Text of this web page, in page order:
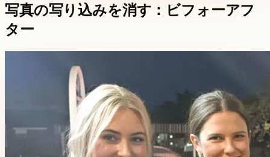
写真の写り込みを消す：ビフォーアフ
ター